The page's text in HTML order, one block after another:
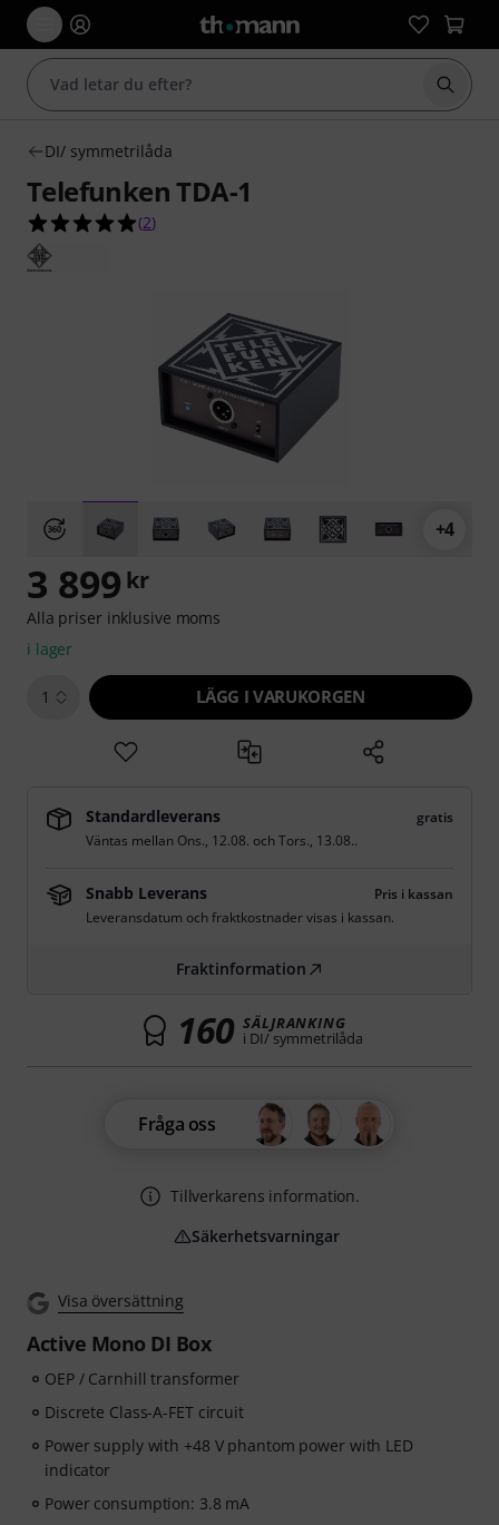
Börja
DI/ symmetrilåda
Telefunken TDA-1
5.0 av 5 stjärnor från 2 kundbetyg
(2)
+4
Visa översättning
Active Mono DI Box
OEP / Carnhill transformer
Discrete Class-A-FET circuit
Power supply with +48 V phantom power with LED
indicator
Power consumption: 3.8 mA
3 899 kr
Alla priser inklusive moms
i lager
1 LÄGG I VARUKORGEN
Standardleverans
gratis
Väntas mellan Ons., 12.08. ochTors., 13.08..
Snabb Leverans
Pris i kassan
Leveransdatum och fraktkostnader visas i kassan.
Fraktinformation
160 SÄLJRANKING
i DI/ symmetrilåda
Fråga oss
Tillverkarens information.
Säkerhetsvarningar